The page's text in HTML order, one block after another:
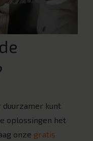
duurzamer kunt
oplossingen het
onze gratis